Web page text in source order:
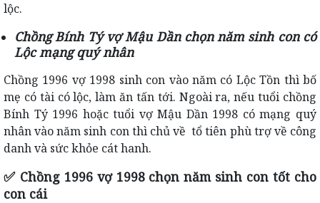
lộc.
Chồng Bính Tý vợ Mậu Dần chọn năm sinh con có
Lộc mạng quý nhân
Chồng 1996 vợ 1998 sinh con vào năm có Lộc Tồn thì bố
mẹ có tài có lộc, làm ăn tấn tới. Ngoài ra, nếu tuổi chồng
Bính Tý 1996 hoặc tuổi vợ Mậu Dần 1998 có mạng quý
nhân vào năm sinh con thì chủ về tổ tiên phù trợ về công
danh và sức khỏe cát hanh.
✅ Chồng 1996 vợ 1998 chọn năm sinh con tốt cho
con cái